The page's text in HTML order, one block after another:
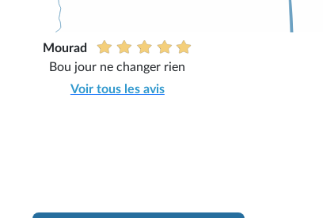
Mourad
Bou jour ne changer rien
Voir tous les avis